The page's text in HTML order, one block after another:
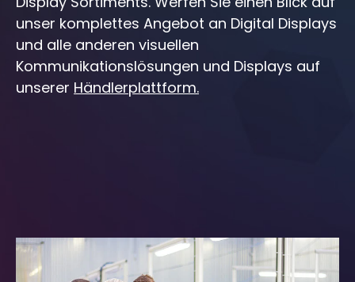
unser komplettes Angebot an Digital Displays
und alle anderen visuellen
Kommunikationslösungen und Displays auf
unserer Händlerplattform.